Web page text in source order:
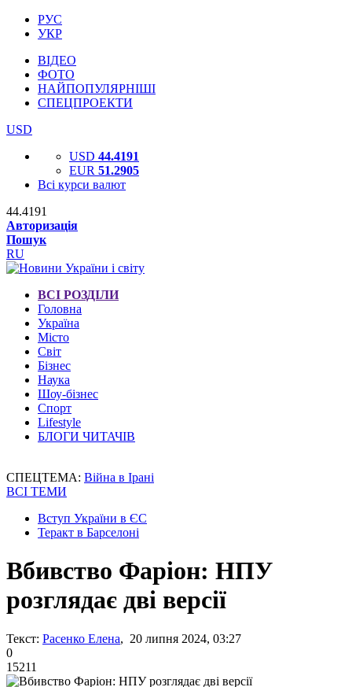
РУС
УКР
ВІДЕО
ФОТО
НАЙПОПУЛЯРНІШІ
СПЕЦПРОЕКТИ
USD
USD 44.4191
EUR 51.2905
Всі курси валют
44.4191
Авторизація
Пошук
RU
ВСІ РОЗДІЛИ
Головна
Україна
Місто
Світ
Бізнес
Наука
Шоу-бізнес
Спорт
Lifestyle
БЛОГИ ЧИТАЧІВ
СПЕЦТЕМА: Війна в Ірані
ВСІ ТЕМИ
Вступ України в ЄС
Теракт в Барселоні
Вбивство Фаріон: НПУ
розглядає дві версії
Текст: Расенко Елена, 20 липня 2024, 03:27
0
15211